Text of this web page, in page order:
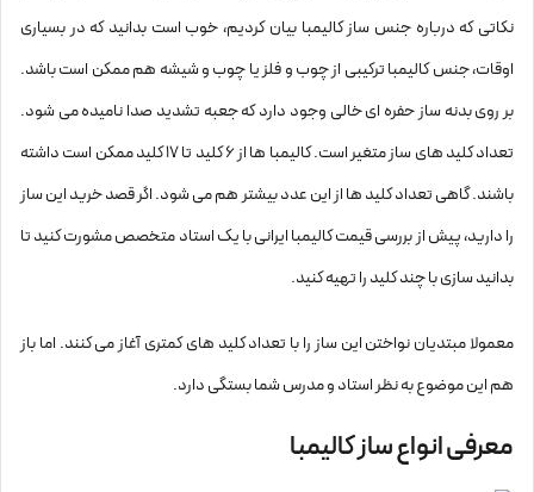
نکاتی که درباره جنس ساز کالیمبا بیان کردیم، خوب است بدانید که در بسیاری
اوقات، جنس کالیمبا ترکیبی از چوب و فلز یا چوب و شیشه هم ممکن است باشد.
بر روی بدنه ساز حفره ای خالی وجود دارد که جعبه تشدید صدا نامیده می شود.
تعداد کلید های ساز متغیر است. کالیمبا ها از 6 کلید تا 17 کلید ممکن است داشته
باشند. گاهی تعداد کلید ها از این عدد بیشتر هم می شود. اگر قصد خرید این ساز
را دارید، پیش از بررسی قیمت کالیمبا ایرانی با یک استاد متخصص مشورت کنید تا
بدانید سازی با چند کلید را تهیه کنید.
معمولا مبتدیان نواختن این ساز را با تعداد کلید های کمتری آغاز می کنند. اما باز
هم این موضوع به نظر استاد و مدرس شما بستگی دارد.
معرفی انواع ساز کالیمبا